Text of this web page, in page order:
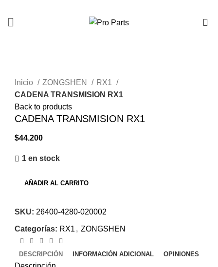
Inicio
ZONGSHEN
RX1
CADENA TRANSMISION RX1
Back to products
CADENA TRANSMISION RX1
$44.200
1 en stock
AÑADIR AL CARRITO
SKU: 26400-4280-020002
Categorías: RX1 , ZONGSHEN
DESCRIPCIÓN INFORMACIÓN ADICIONAL OPINIONES